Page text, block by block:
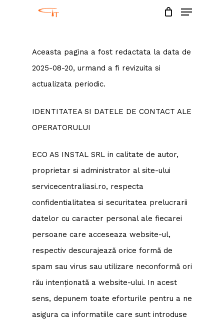
Menu
Aceasta pagina a fost redactata la data de
2025-08-20, urmand a fi revizuita si
actualizata periodic.
IDENTITATEA SI DATELE DE CONTACT ALE
OPERATORULUI
ECO AS INSTAL SRL in calitate de autor,
proprietar si administrator al site-ului
servicecentraliasi.ro, respecta
confidentialitatea si securitatea prelucrarii
datelor cu caracter personal ale fiecarei
persoane care acceseaza website-ul,
respectiv descurajează orice formă de
spam sau virus sau utilizare neconformă ori
rău intenționată a website-ului. In acest
sens, depunem toate eforturile pentru a ne
asigura ca informatiile care sunt introduse